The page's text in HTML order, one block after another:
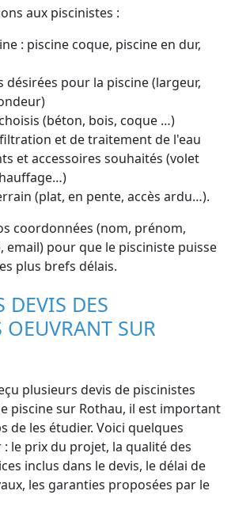
aux piscinistes :
: piscine coque, piscine en dur,
désirées pour la piscine (largeur,
(béton, bois, coque …)
et de traitement de l'eau
et accessoires souhaités (volet
(plat, en pente, accès ardu…).
coordonnées (nom, prénom,
email) pour que le pisciniste puisse
plus brefs délais.
DEVIS DES
OEUVRANT SUR
plusieurs devis de piscinistes
piscine sur Rothau, il est important
de les étudier. Voici quelques
le prix du projet, la qualité des
inclus dans le devis, le délai de
les garanties proposées par le